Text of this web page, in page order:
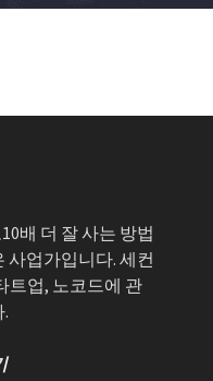
배 더 잘 사는 방법
사업가입니다. 세컨
트업, 노코드에 관